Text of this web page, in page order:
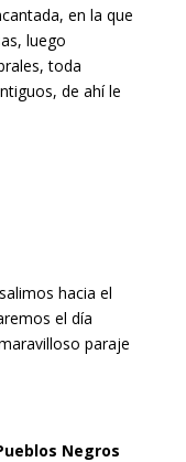
en la que
luego
toda
de ahí le
hacia el
el día
paraje
Negros